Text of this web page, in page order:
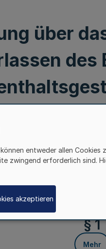
über
des
6 des
Juli 1993 (BGBl. I S.
§ 1
Mehr
entweder allen Cookies
zwingend erforderlich sind.
akzeptieren